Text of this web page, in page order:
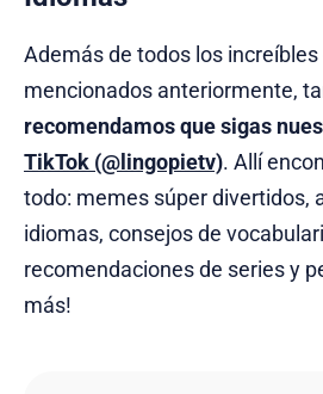
Además de todos los
mencionados anteriormente,
recomendamos que sigas
TikTok (@lingopietv). Allí
todo: memes súper divertidos,
idiomas, consejos de
recomendaciones de series y
más!